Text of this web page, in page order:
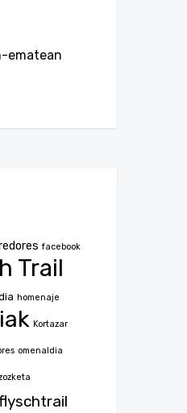
ematean
facebook
Trail
homenaje
Kortazar
omenaldia